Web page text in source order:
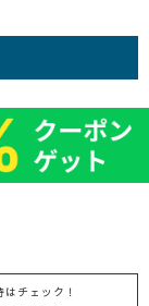
ットが可愛いサ
ートと合わせた
ら、 思わず「こ
れ、上下セット
で出した
い…！」ってな
ます🫣♡
#UZUiRO #ngシ
チェック！